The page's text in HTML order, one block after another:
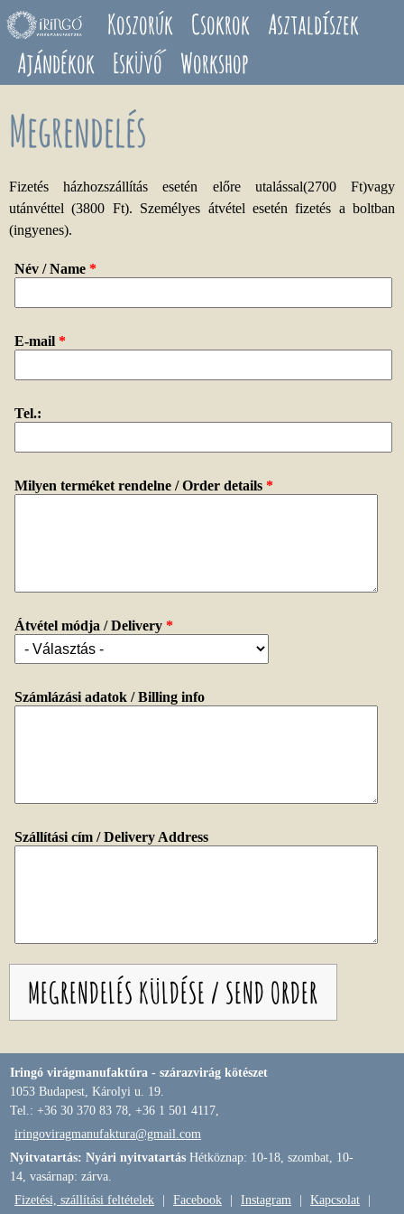
Ugrás a tartalomra Koszorúk Csokrok Asztaldíszek
Ajándékok Esküvő Workshop
Megrendelés
Fizetés házhozszállítás esetén előre utalással(2700 Ft)vagy
utánvéttel (3800 Ft). Személyes átvétel esetén fizetés a boltban
(ingyenes).
Név / Name *
E-mail *
Tel.:
Milyen terméket rendelne / Order details *
Átvétel módja / Delivery *
Számlázási adatok / Billing info
Szállítási cím / Delivery Address
Iringó virágmanufaktúra - szárazvirág kötészet
1053 Budapest, Károlyi u. 19.
Tel.: +36 30 370 83 78, +36 1 501 4117,
iringoviragmanufaktura@gmail.com
Nyitvatartás: Nyári nyitvatartás Hétköznap: 10-18, szombat, 10-
14, vasárnap: zárva.
Fizetési, szállítási feltételek
Facebook Instagram Kapcsolat